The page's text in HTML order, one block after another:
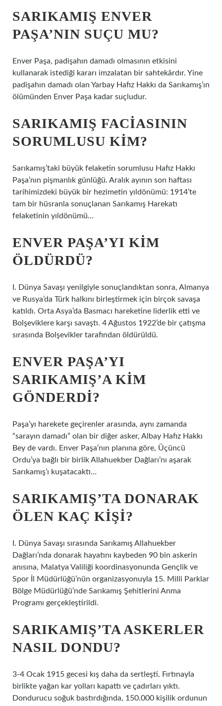
SARIKAMIŞ ENVER
PAŞA’NIN SUÇU MU?
Enver Paşa, padişahın damadı olmasının etkisini
kullanarak istediği kararı imzalatan bir sahtekârdır. Yine
padişahın damadı olan Yarbay Hafız Hakkı da Sarıkamış’ın
ölümünden Enver Paşa kadar suçludur.
SARIKAMIŞ FACIASININ
SORUMLUSU KIM?
Sarıkamış’taki büyük felaketin sorumlusu Hafız Hakkı
Paşa’nın pişmanlık günlüğü. Aralık ayının son haftası
tarihimizdeki büyük bir hezimetin yıldönümü: 1914’te
tam bir hüsranla sonuçlanan Sarıkamış Harekatı
felaketinin yıldönümü…
ENVER PAŞA’YI KIM
ÖLDÜRDÜ?
I. Dünya Savaşı yenilgiyle sonuçlandıktan sonra, Almanya
ve Rusya’da Türk halkını birleştirmek için birçok savaşa
katıldı. Orta Asya’da Basmacı hareketine liderlik etti ve
Bolşeviklere karşı savaştı. 4 Ağustos 1922’de bir çatışma
sırasında Bolşevikler tarafından öldürüldü.
ENVER PAŞA’YI
SARIKAMIŞ’A KIM
GÖNDERDI?
Paşa’yı harekete geçirenler arasında, aynı zamanda
“sarayın damadı” olan bir diğer asker, Albay Hafız Hakkı
Bey de vardı. Enver Paşa’nın planına göre, Üçüncü
Ordu’ya bağlı bir birlik Allahuekber Dağları’nı aşarak
Sarıkamış’ı kuşatacaktı…
SARIKAMIŞ’TA DONARAK
ÖLEN KAÇ KIŞI?
I. Dünya Savaşı sırasında Sarıkamış Allahuekber
Dağları’nda donarak hayatını kaybeden 90 bin askerin
anısına, Malatya Valiliği koordinasyonunda Gençlik ve
Spor İl Müdürlüğü’nün organizasyonuyla 15. Milli Parklar
Bölge Müdürlüğü’nde Sarıkamış Şehitlerini Anma
Programı gerçekleştirildi.
SARIKAMIŞ’TA ASKERLER
NASIL DONDU?
3-4 Ocak 1915 gecesi kış daha da sertleşti. Fırtınayla
birlikte yağan kar yolları kapattı ve çadırları yıktı.
Dondurucu soğuk bastırdığında, 150.000 kişilik ordunun